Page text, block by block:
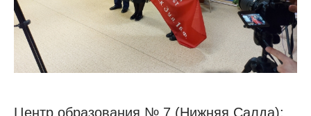
Центр образования № 7 (Нижняя Салда);